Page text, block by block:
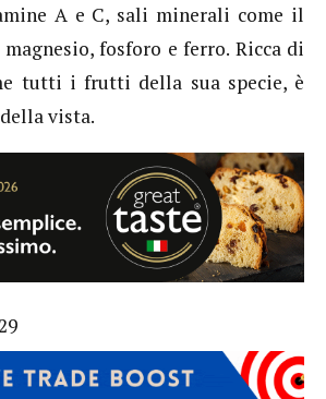
A e C, sali minerali come il
fosforo e ferro. Ricca di
tutti i frutti della sua specie, è
vista.